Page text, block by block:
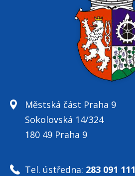
Městská část Praha 9
Sokolovská 14/324
180 49 Praha 9
Tel. ústředna: 283 091 111